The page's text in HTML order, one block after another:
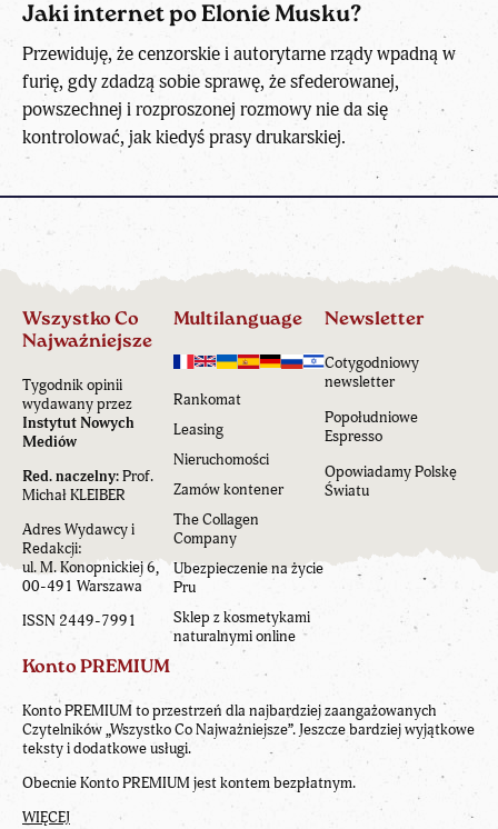
Jaki internet po Elonie Musku?
Przewiduję, że cenzorskie i autorytarne rządy wpadną w
furię, gdy zdadzą sobie sprawę, że sfederowanej,
powszechnej i rozproszonej rozmowy nie da się
kontrolować, jak kiedyś prasy drukarskiej.
Wszystko Co
Najważniejsze
Tygodnik opinii
wydawany przez
Instytut Nowych
Mediów
Red. naczelny:Prof.
Michał KLEIBER
Adres Wydawcy i
Redakcji:
ul. M. Konopnickiej 6,
00-491 Warszawa
ISSN 2449-7991
Multilanguage
Rankomat
Leasing
Nieruchomości
Zamów kontener
The Collagen
Company
Ubezpieczenie na życie
Pru
Sklep z kosmetykami
naturalnymi online
Newsletter
Cotygodniowy
newsletter
Popołudniowe
Espresso
Opowiadamy Polskę
Światu
Konto PREMIUM
Konto PREMIUM to przestrzeń dla najbardziej zaangażowanych
Czytelników „Wszystko Co Najważniejsze”. Jeszcze bardziej wyjątkowe
teksty i dodatkowe usługi.
Obecnie Konto PREMIUM jest kontem bezpłatnym.
WIĘCEJ